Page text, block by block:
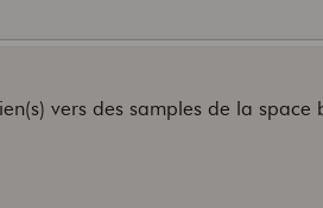
vers des samples de la space